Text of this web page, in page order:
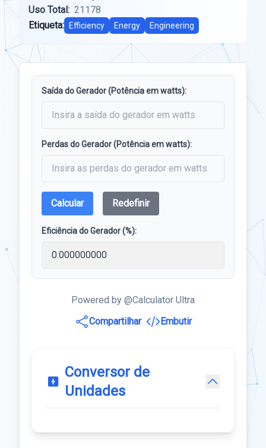
Uso Total: 21178
Etiqueta:
Efficiency Energy Engineering
Saída do Gerador (Potência em watts):
Perdas do Gerador (Potência em watts):
Calcular Redefinir
Eficiência do Gerador (%):
Powered by @Calculator Ultra
Compartilhar
Embutir
Conversor de
Unidades